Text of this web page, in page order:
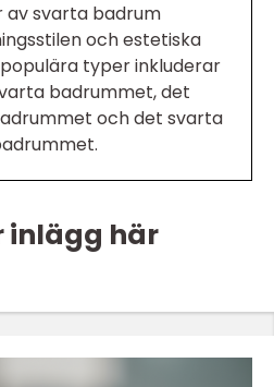
av svarta badrum
och estetiska
typer inkluderar
badrummet, det
och det svarta
inlägg här